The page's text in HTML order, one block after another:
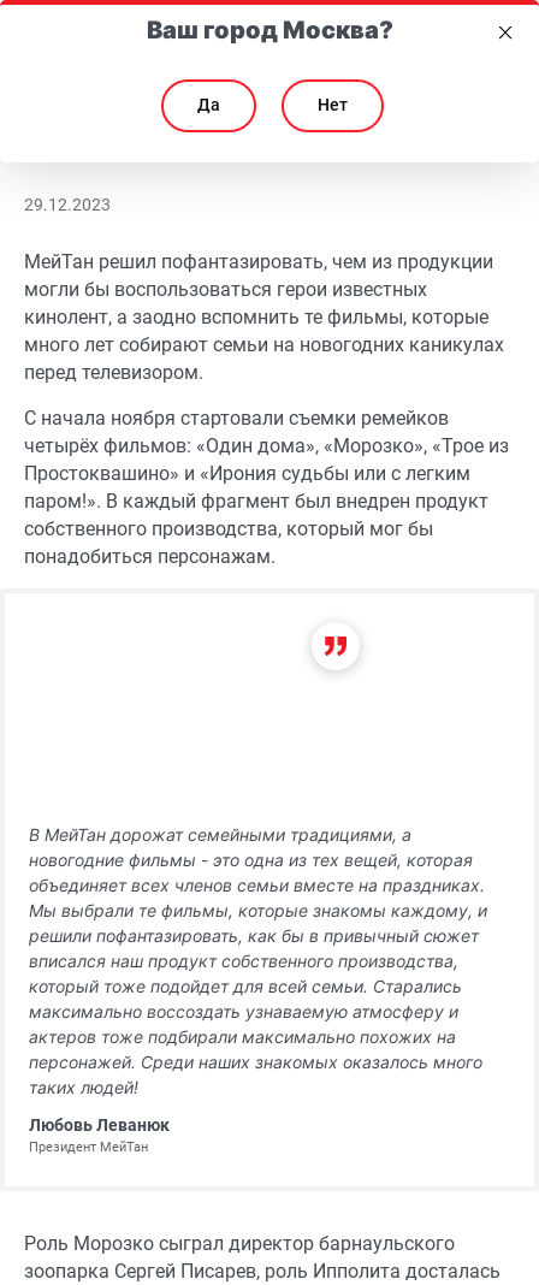
Продукция МейТан – в известных новогодних фильмах!
29.12.2023
МейТан решил пофантазировать, чем из продукции
могли бы воспользоваться герои известных
кинолент, а заодно вспомнить те фильмы, которые
много лет собирают семьи на новогодних каникулах
перед телевизором.
С начала ноября стартовали съемки ремейков
четырёх фильмов: «Один дома», «Морозко», «Трое из
Простоквашино» и «Ирония судьбы или с легким
паром!». В каждый фрагмент был внедрен продукт
собственного производства, который мог бы
понадобиться персонажам.
В МейТан дорожат семейными традициями, а
новогодние фильмы - это одна из тех вещей, которая
объединяет всех членов семьи вместе на праздниках.
Мы выбрали те фильмы, которые знакомы каждому, и
решили пофантазировать, как бы в привычный сюжет
вписался наш продукт собственного производства,
который тоже подойдет для всей семьи. Старались
максимально воссоздать узнаваемую атмосферу и
актеров тоже подбирали максимально похожих на
персонажей. Среди наших знакомых оказалось много
таких людей!
Любовь Леванюк
Президент МейТан
Роль Морозко сыграл директор барнаульского
зоопарка Сергей Писарев, роль Ипполита досталась
Ваш город Москва?
Да Нет